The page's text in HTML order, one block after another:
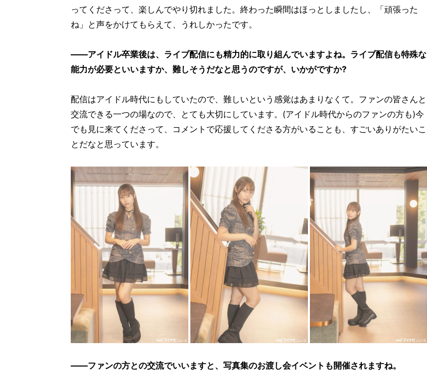
ってくださって、楽しんでやり切れました。終わった瞬間はほっとしましたし、「頑張った
ね」と声をかけてもらえて、うれしかったです。
――アイドル卒業後は、ライブ配信にも精力的に取り組んでいますよね。ライブ配信も特殊な
能力が必要といいますか、難しそうだなと思うのですが、いかがですか?
配信はアイドル時代にもしていたので、難しいという感覚はあまりなくて。ファンの皆さんと
交流できる一つの場なので、とても大切にしています。(アイドル時代からのファンの方も)今
でも見に来てくださって、コメントで応援してくださる方がいることも、すごいありがたいこ
とだなと思っています。
――ファンの方との交流でいいますと、写真集のお渡し会イベントも開催されますね。